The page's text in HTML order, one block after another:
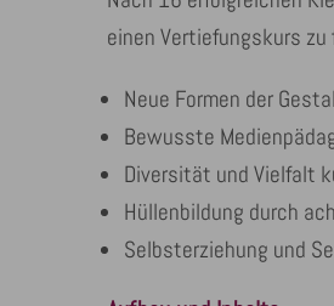
einen Vertiefungskurs
Neue Formen der
Bewusste
Diversität und Vielfalt
Hüllenbildung durch
Selbsterziehung und